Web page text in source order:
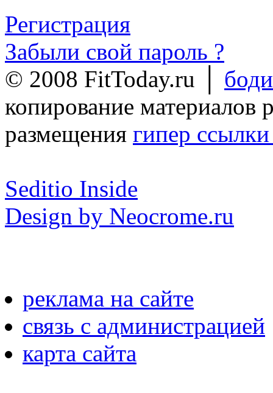
Регистрация
Забыли свой пароль ?
© 2008 FitToday.ru │
копирование материалов
размещения гипер
Seditio Inside
Design by Neocrome.ru
реклама на сайте
связь с администрацией
карта сайта